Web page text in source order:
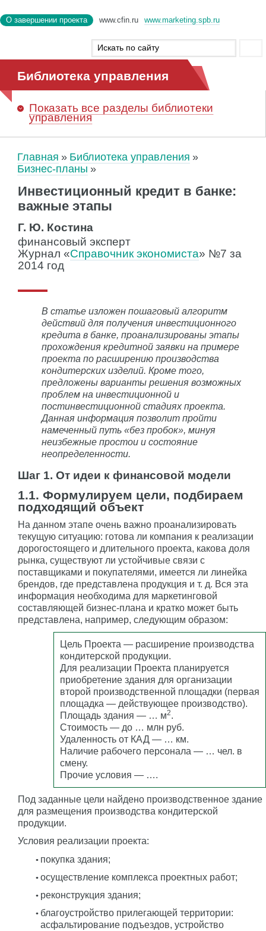
О завершении проекта www.cfin.ru www.marketing.spb.ru
Библиотека управления
Показать все разделы библиотеки
управления
Главная
Библиотека управления
Бизнес-планы
Инвестиционный кредит в банке:
важные этапы
Г. Ю. Костина
финансовый эксперт
Журнал «Справочник экономиста» №7 за
2014 год
В статье изложен пошаговый алгоритм
действий для получения инвестиционного
кредита в банке, проанализированы этапы
прохождения кредитной заявки на примере
проекта по расширению производства
кондитерских изделий. Кроме того,
предложены варианты решения возможных
проблем на инвестиционной и
постинвестиционной стадиях проекта.
Данная информация позволит пройти
намеченный путь «без пробок», минуя
неизбежные простои и состояние
неопределенности.
Шаг 1. От идеи к финансовой модели
1.1. Формулируем цели, подбираем
подходящий объект
На данном этапе очень важно проанализировать
текущую ситуацию: готова ли компания к реализации
дорогостоящего и длительного проекта, какова доля
рынка, существуют ли устойчивые связи с
поставщиками и покупателями, имеется ли линейка
брендов, где представлена продукция и т. д. Вся эта
информация необходима для маркетинговой
составляющей бизнес-плана и кратко может быть
представлена, например, следующим образом:
Цель Проекта — расширение производства
кондитерской продукции.
Для реализации Проекта планируется
приобретение здания для организации
второй производственной площадки (первая
площадка — действующее производство).
Площадь здания — … м2.
Стоимость — до … млн руб.
Удаленность от КАД — … км.
Наличие рабочего персонала — … чел. в
смену.
Прочие условия — ….
Под заданные цели найдено производственное здание
для размещения производства кондитерской
продукции.
Условия реализации проекта:
покупка здания;
осуществление комплекса проектных работ;
реконструкция здания;
благоустройство прилегающей территории:
асфальтирование подъездов, устройство